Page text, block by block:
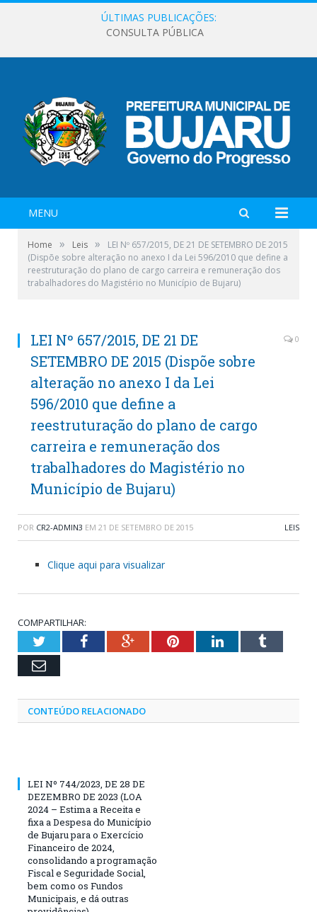
ÚLTIMAS PUBLICAÇÕES:
CONSULTA PÚBLICA
MENU
Home » Leis »
LEI Nº 657/2015, DE 21 DE SETEMBRO DE 2015
(Dispõe sobre alteração no anexo I da Lei 596/2010 que define a
reestruturação do plano de cargo carreira e remuneração dos
trabalhadores do Magistério no Município de Bujaru)
LEI Nº 657/2015, DE 21 DE
SETEMBRO DE 2015 (Dispõe sobre
alteração no anexo I da Lei
596/2010 que define a
reestruturação do plano de cargo
carreira e remuneração dos
trabalhadores do Magistério no
Município de Bujaru)
0
POR CR2-ADMIN3 EM 21 DE SETEMBRO DE 2015 LEIS
Clique aqui para visualizar
COMPARTILHAR:
TwitterFacebookGoogle+PinterestLinkedInTumblr
Email
CONTEÚDO RELACIONADO
LEI Nº 744/2023, DE 28 DE
DEZEMBRO DE 2023 (LOA
2024 – Estima a Receita e
fixa a Despesa do Município
de Bujaru para o Exercício
Financeiro de 2024,
consolidando a programação
Fiscal e Seguridade Social,
bem como os Fundos
Municipais, e dá outras